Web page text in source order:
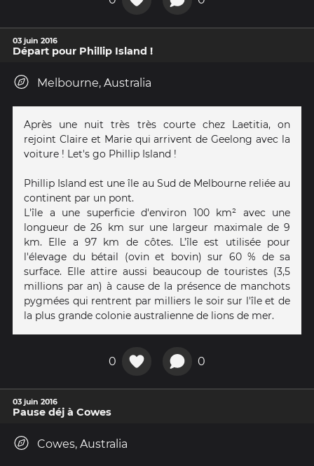
03 juin 2016
Départ pour Phillip Island !
Melbourne, Australia
Après une nuit très très courte chez Laetitia, on
rejoint Claire et Marie qui arrivent de Geelong avec la
voiture ! Let's go Phillip Island !
Phillip Island est une île au Sud de Melbourne reliée au
continent par un pont.
L'île a une superficie d'environ 100 km² avec une
longueur de 26 km sur une largeur maximale de 9
km. Elle a 97 km de côtes. L’île est utilisée pour
l'élevage du bétail (ovin et bovin) sur 60 % de sa
surface. Elle attire aussi beaucoup de touristes (3,5
millions par an) à cause de la présence de manchots
pygmées qui rentrent par milliers le soir sur l'île et de
la plus grande colonie australienne de lions de mer.
0 0
03 juin 2016
Pause déj à Cowes
Cowes, Australia